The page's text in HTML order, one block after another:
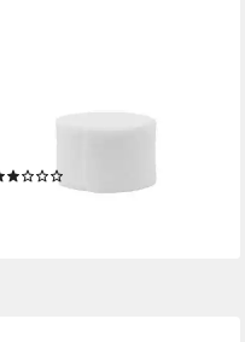
Verbandspolster Polsterwatte